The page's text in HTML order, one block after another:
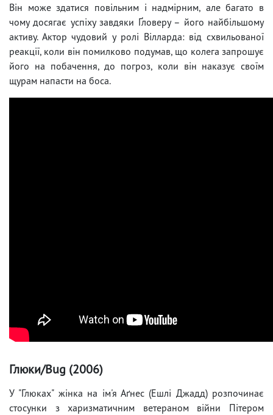
Він може здатися повільним і надмірним, але багато в
чому досягає успіху завдяки Ґловеру – його найбільшому
активу. Актор чудовий у ролі Вілларда: від схвильованої
реакції, коли він помилково подумав, що колега запрошує
його на побачення, до погроз, коли він наказує своїм
щурам напасти на боса.
Глюки/Bug (2006)
У "Глюках" жінка на ім'я Аґнес (Ешлі Джадд) розпочинає
стосунки з харизматичним ветераном війни Пітером